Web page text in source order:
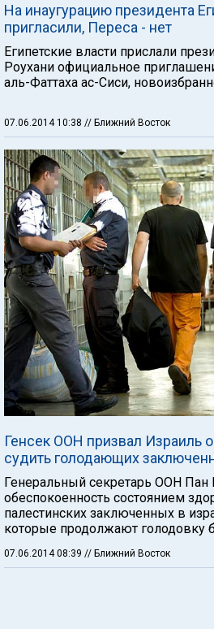
На инаугурацию президента
пригласили, Переса - нет
Египетские власти прислали
Роухани официальное
аль-Фаттаха ас-Сиси,
07.06.2014 10:38 // Ближний Восток
Генсек ООН призвал Израиль
судить голодающих
Генеральный секретарь ООН
обеспокоенность состоянием
палестинских заключенных в
которые продолжают голодовку
07.06.2014 08:39 // Ближний Восток